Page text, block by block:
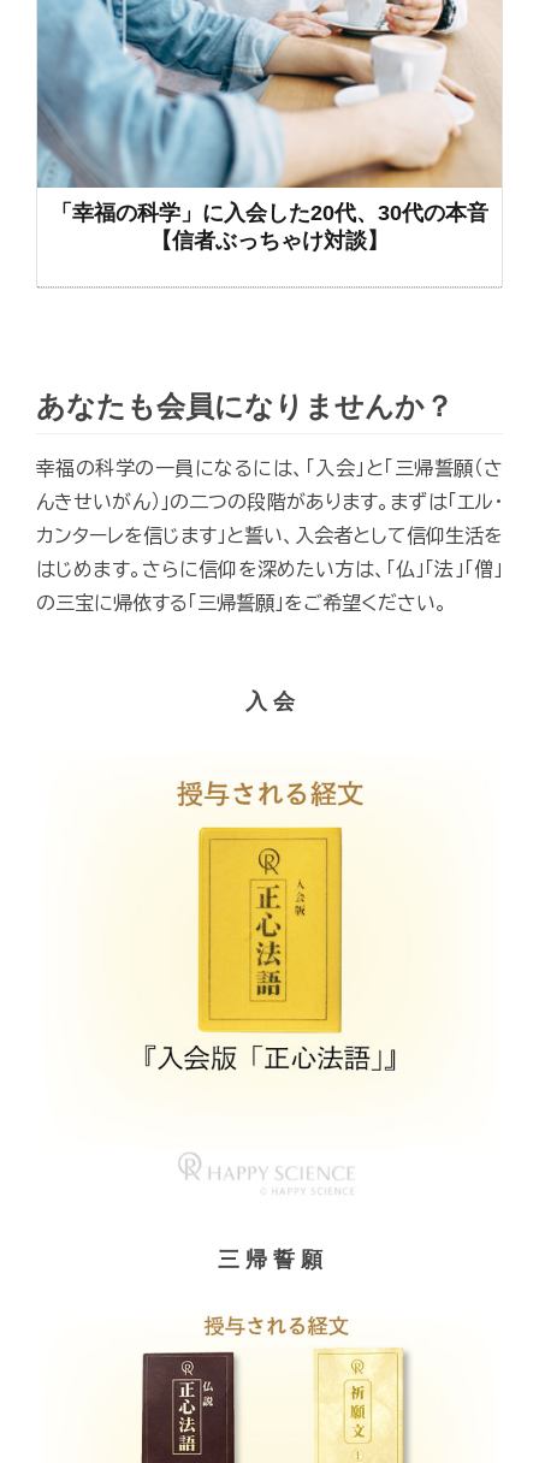
「幸福の科学」に入会した20代、30代の本音
【信者ぶっちゃけ対談】
あなたも会員になりませんか？
幸福の科学の一員になるには、「入会」と「三帰誓願（さ
んきせいがん）」の二つの段階があります。まずは「エル・
カンターレを信じます」と誓い、入会者として信仰生活を
はじめます。さらに信仰を深めたい方は、「仏」「法」「僧」
の三宝に帰依する「三帰誓願」をご希望ください。
入 会
三 帰 誓 願